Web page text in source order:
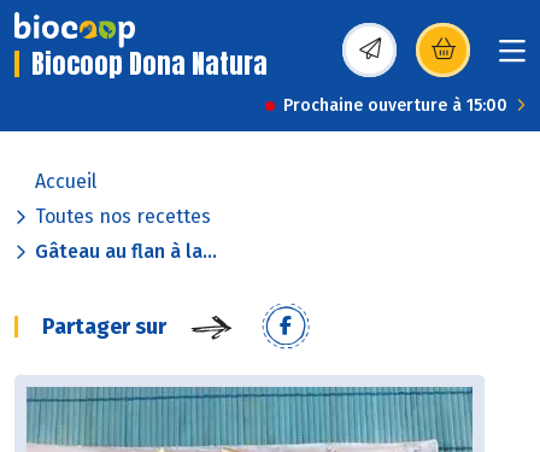
Biocoop Dona Natura (s’ouvre dans une
Prochaine ouverture à 15:00
Accueil
Toutes nos recettes
Gâteau au flan à la...
Partager sur